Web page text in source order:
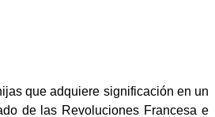
que adquiere significación en un
de las Revoluciones Francesa e